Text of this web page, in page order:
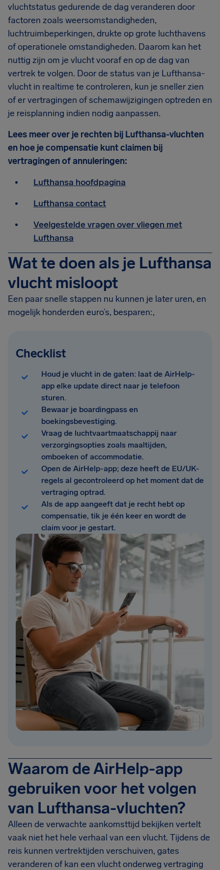
vluchtstatus gedurende de dag veranderen door
factoren zoals weersomstandigheden,
luchtruimbeperkingen, drukte op grote luchthavens
of operationele omstandigheden. Daarom kan het
nuttig zijn om je vlucht vooraf en op de dag van
vertrek te volgen. Door de status van je Lufthansa-
vlucht in realtime te controleren, kun je sneller zien
of er vertragingen of schemawijzigingen optreden en
je reisplanning indien nodig aanpassen.
Lees meer over je rechten bij Lufthansa-vluchten
en hoe je compensatie kunt claimen bij
vertragingen of annuleringen:
Lufthansa hoofdpagina
Lufthansa contact
Veelgestelde vragen over vliegen met
Lufthansa
Wat te doen als je Lufthansa
vlucht misloopt
Een paar snelle stappen nu kunnen je later uren, en
mogelijk honderden euro’s, besparen:,
Checklist
Houd je vlucht in de gaten: laat de AirHelp-
app elke update direct naar je telefoon
sturen.
Bewaar je boardingpass en
boekingsbevestiging.
Vraag de luchtvaartmaatschappij naar
verzorgingsopties zoals maaltijden,
omboeken of accommodatie.
Open de AirHelp-app; deze heeft de EU/UK-
regels al gecontroleerd op het moment dat de
vertraging optrad.
Als de app aangeeft dat je recht hebt op
compensatie, tik je één keer en wordt de
claim voor je gestart.
Waarom de AirHelp-app
gebruiken voor het volgen
van Lufthansa-vluchten?
Alleen de verwachte aankomsttijd bekijken vertelt
vaak niet het hele verhaal van een vlucht. Tijdens de
reis kunnen vertrektijden verschuiven, gates
veranderen of kan een vlucht onderweg vertraging